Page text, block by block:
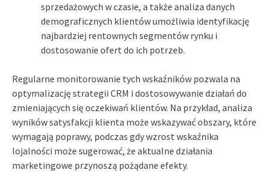
sprzedażowych w czasie, a także analiza danych
demograficznych klientów umożliwia identyfikację
najbardziej rentownych segmentów rynku i
dostosowanie ofert do ich potrzeb.
Regularne monitorowanie tych wskaźników pozwala na
optymalizację strategii CRM i dostosowywanie działań do
zmieniających się oczekiwań klientów. Na przykład, analiza
wyników satysfakcji klienta może wskazywać obszary, które
wymagają poprawy, podczas gdy wzrost wskaźnika
lojalności może sugerować, że aktualne działania
marketingowe przynoszą pożądane efekty.